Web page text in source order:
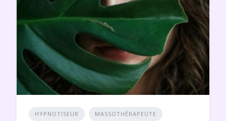
HYPNOTISEUR MASSOTHÉRAPEUTE